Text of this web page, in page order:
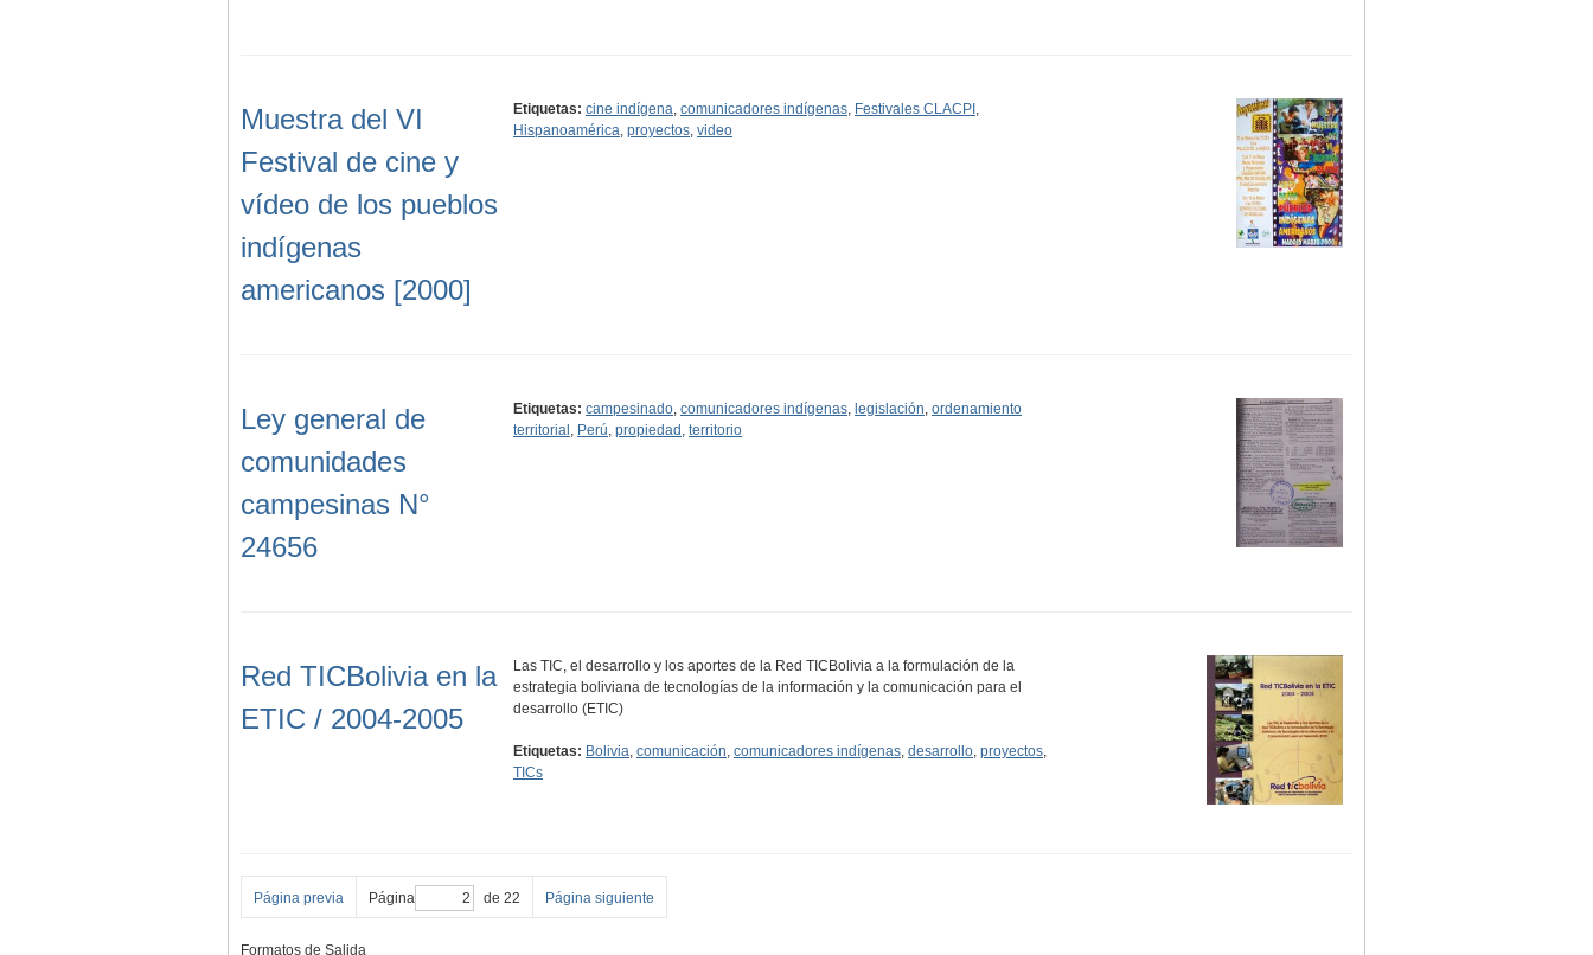
Muestra del VI
Festival de cine y
vídeo de los pueblos
indígenas
americanos [2000]
Etiquetas: cine indígena comunicadores indígenas Festivales CLACPI
Hispanoamérica proyectos video
Ley general de
comunidades
campesinas N°
24656
Etiquetas: campesinado comunicadores indígenas legislación ordenamiento
territorial Perú propiedad territorio
Red TICBolivia en la
ETIC / 2004-2005
Las TIC, el desarrollo y los aportes de la Red TICBolivia a la formulación de la
estrategia boliviana de tecnologías de la información y la comunicación para el
desarrollo (ETIC)
Etiquetas: Bolivia comunicación comunicadores indígenas desarrollo proyectos
TICs
Página previa Página de 22 Página siguiente
Formatos de Salida